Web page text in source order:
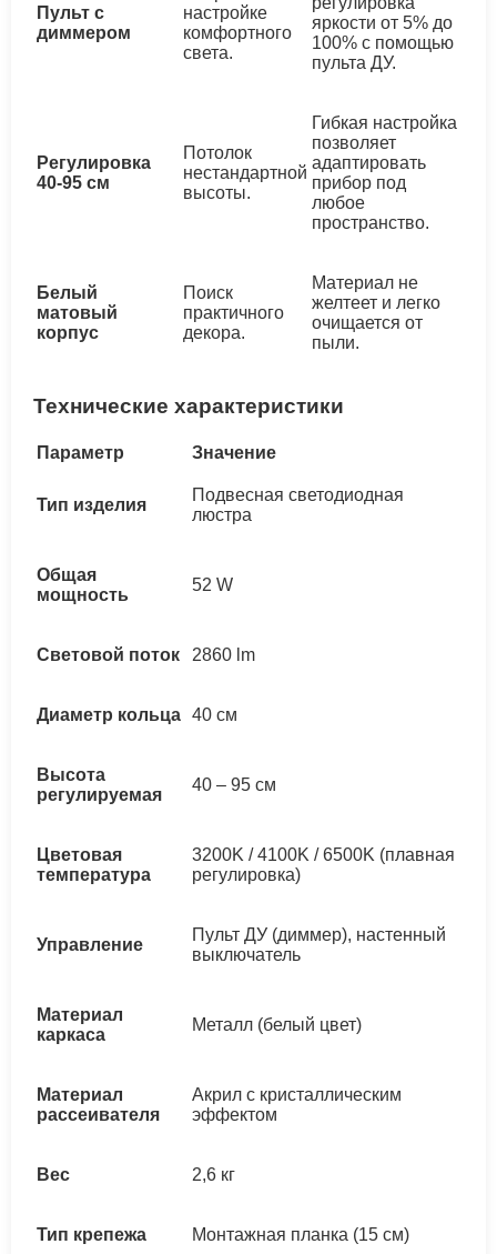
Пульт с
диммером
настройке
комфортного
света.
яркости от 5% до
100% с помощью
пульта ДУ.
Регулировка
40-95 см
Потолок
нестандартной
высоты.
Гибкая настройка
позволяет
адаптировать
прибор под
любое
пространство.
Белый
матовый
корпус
Поиск
практичного
декора.
Материал не
желтеет и легко
очищается от
пыли.
Технические характеристики
Параметр Значение
Тип изделия
Подвесная светодиодная
люстра
Общая
мощность
52 W
Световой поток 2860 lm
Диаметр кольца 40 см
Высота
регулируемая
40 – 95 см
Цветовая
температура
3200K / 4100K / 6500K (плавная
регулировка)
Управление
Пульт ДУ (диммер), настенный
выключатель
Материал
каркаса
Металл (белый цвет)
Материал
рассеивателя
Акрил с кристаллическим
эффектом
Вес 2,6 кг
Тип крепежа Монтажная планка (15 см)